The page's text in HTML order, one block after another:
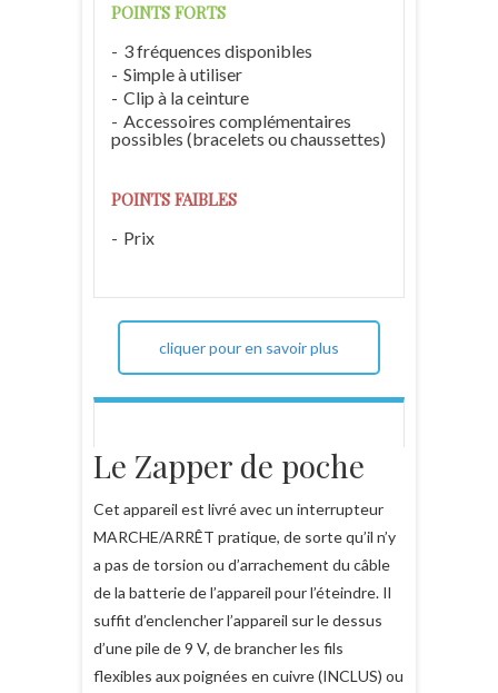
POINTS FORTS
3 fréquences disponibles
Simple à utiliser
Clip à la ceinture
Accessoires complémentaires
possibles (bracelets ou chaussettes)
POINTS FAIBLES
Prix
cliquer pour en savoir plus
Le Zapper de poche
Cet appareil est livré avec un interrupteur
MARCHE/ARRÊT pratique, de sorte qu’il n’y
a pas de torsion ou d’arrachement du câble
de la batterie de l’appareil pour l’éteindre. Il
suffit d’enclencher l’appareil sur le dessus
d’une pile de 9 V, de brancher les fils
flexibles aux poignées en cuivre (INCLUS) ou